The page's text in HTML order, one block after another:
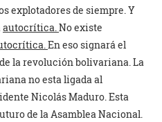
explotadores de siempre. Y
autocrítica.No existe
En eso signará el
la revolución bolivariana. La
no esta ligada al
Nicolás Maduro. Esta
de la Asamblea Nacional.